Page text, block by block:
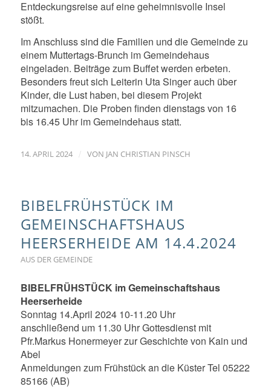
Entdeckungsreise auf eine geheimnisvolle Insel
stößt.
Im Anschluss sind die Familien und die Gemeinde zu
einem Muttertags-Brunch im Gemeindehaus
eingeladen. Beiträge zum Buffet werden erbeten.
Besonders freut sich Leiterin Uta Singer auch über
Kinder, die Lust haben, bei diesem Projekt
mitzumachen. Die Proben finden dienstags von 16
bis 16.45 Uhr im Gemeindehaus statt.
14. APRIL 2024 / VON JAN CHRISTIAN PINSCH
BIBELFRÜHSTÜCK IM
GEMEINSCHAFTSHAUS
HEERSERHEIDE AM 14.4.2024
AUS DER GEMEINDE
BIBELFRÜHSTÜCK im Gemeinschaftshaus
Heerserheide
Sonntag 14.April 2024 10-11.20 Uhr
anschließend um 11.30 Uhr Gottesdienst mit
Pfr.Markus Honermeyer zur Geschichte von Kain und
Abel
Anmeldungen zum Frühstück an die Küster Tel 05222
85166 (AB)